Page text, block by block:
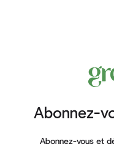
Abonnez-
Abonnez-vous et